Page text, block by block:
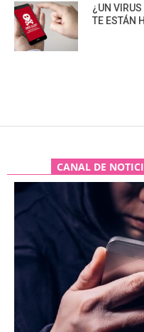
¿UN VIRUS
TE ESTÁN
CANAL DE